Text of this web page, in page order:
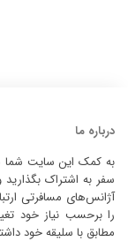
درباره ما
به کمک این سایت شما
سفر به اشتراک بگذارید
آژانس‌های مسافرتی
را برحسب نیاز خود
مطابق با سلیقه خود